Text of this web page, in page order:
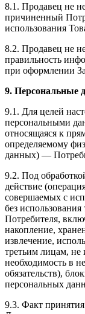
8.1. Продавец не
причиненный
использования
8.2. Продавец не
правильность
при оформлении
9. Персональные
9.1. Для целей
персональными
относящаяся к
определяемому
данных) —
9.2. Под
действие
совершаемых с
без
Потребителя,
накопление,
извлечение,
третьим лицам, не
необходимость в
обязательств),
персональных
9.3. Факт